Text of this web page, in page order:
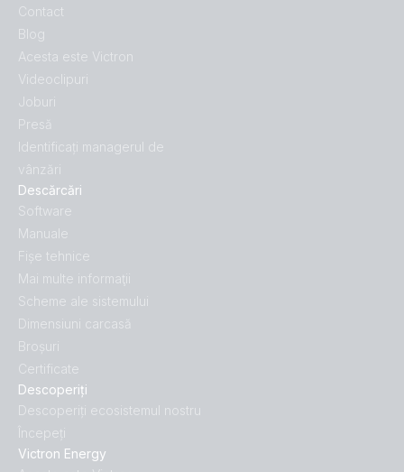
Descoperiți
Descoperiți ecosistemul nostru
Începeți
Victron Energy
Descărcări
Software
Manuale
Fișe tehnice
Mai multe informaţii
Scheme ale sistemului
Dimensiuni carcasă
Broșuri
Certificate
Contact
Blog
Acesta este Victron
Videoclipuri
Joburi
Presă
Identificați managerul de
vânzări